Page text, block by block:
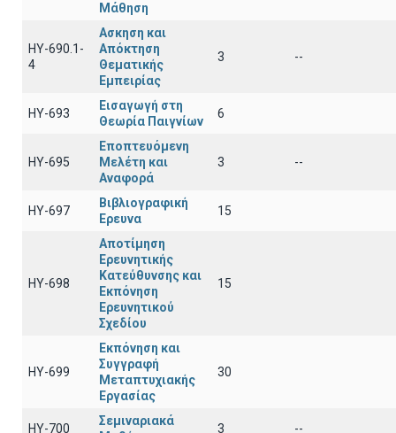
Μάθηση
ΗΥ-690.1-
4
Ασκηση και
Απόκτηση
Θεματικής
Εμπειρίας
3 --
ΗΥ-693
Εισαγωγή στη
Θεωρία Παιγνίων
6
ΗΥ-695
Εποπτευόμενη
Μελέτη και
Αναφορά
3 --
ΗΥ-697
Βιβλιογραφική
Ερευνα
15
ΗΥ-698
Αποτίμηση
Ερευνητικής
Κατεύθυνσης και
Εκπόνηση
Ερευνητικού
Σχεδίου
15
ΗΥ-699
Εκπόνηση και
Συγγραφή
Μεταπτυχιακής
Εργασίας
30
ΗΥ-700
Σεμιναριακά
3 --